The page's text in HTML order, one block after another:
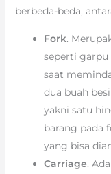
berbeda-beda,
Fork.
seperti garpu
saat
dua buah
yakni satu
barang pada
yang bisa
Carriage.